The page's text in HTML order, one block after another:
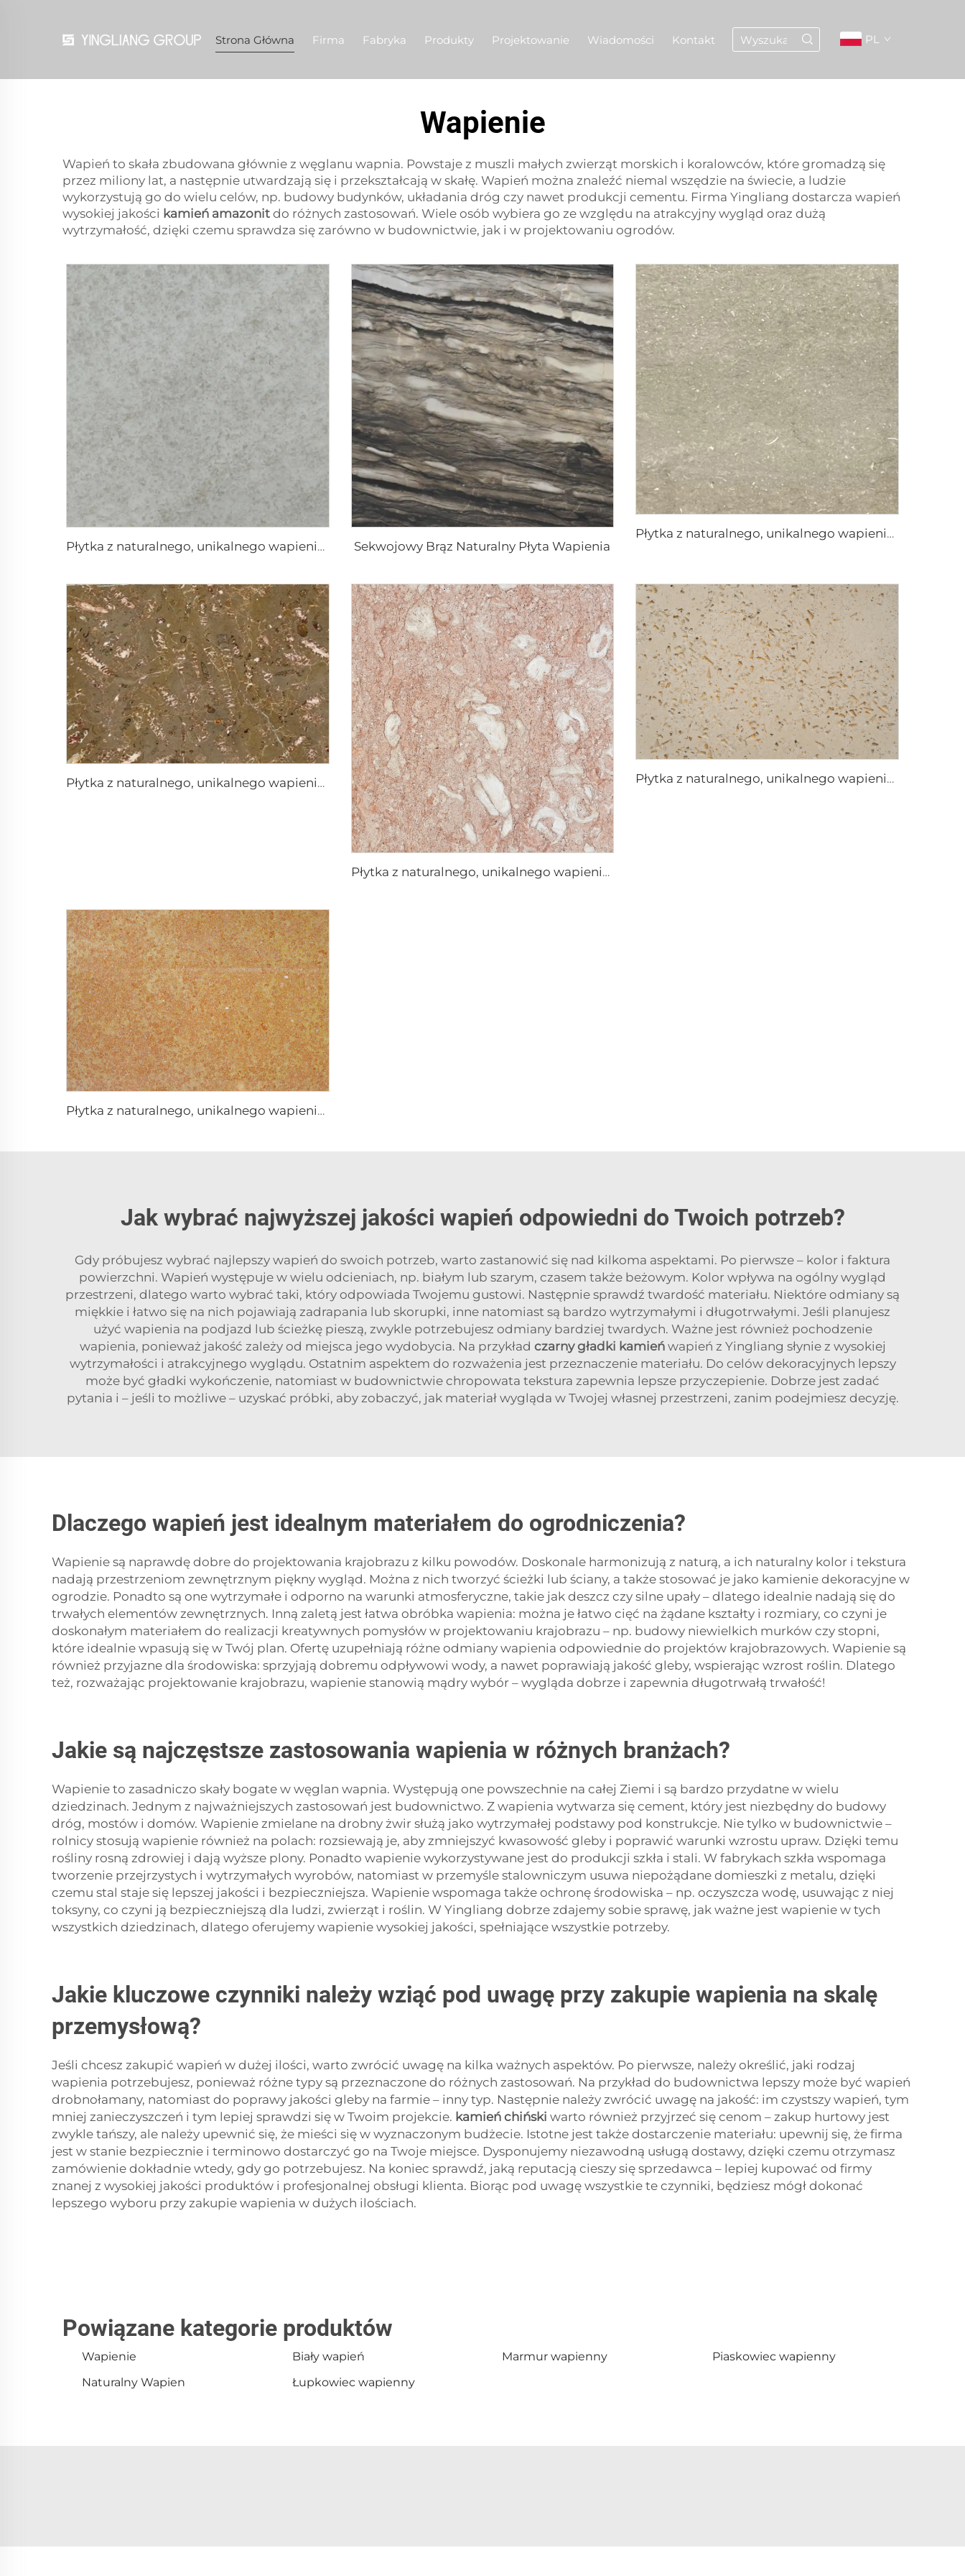
Strona Główna Firma Fabryka Produkty Projektowanie Wiadomości Kontakt PL
Wapienie
Wapień to skała zbudowana głównie z węglanu wapnia. Powstaje z muszli małych zwierząt morskich i koralowców, które gromadzą się
przez miliony lat, a następnie utwardzają się i przekształcają w skałę. Wapień można znaleźć niemal wszędzie na świecie, a ludzie
wykorzystują go do wielu celów, np. budowy budynków, układania dróg czy nawet produkcji cementu. Firma Yingliang dostarcza wapień
wysokiej jakości kamień amazonit do różnych zastosowań. Wiele osób wybiera go ze względu na atrakcyjny wygląd oraz dużą
wytrzymałość, dzięki czemu sprawdza się zarówno w budownictwie, jak i w projektowaniu ogrodów.
Płytka z naturalnego, unikalnego wapienia Montana Sekwojowy Brąz Naturalny Płyta Wapienia
Płytka z naturalnego, unikalnego wapienia Village Green
Płytka z naturalnego, unikalnego wapienia Jurassic Brown
Płytka z naturalnego, unikalnego wapienia Oysterfossil Pink
Płytka z naturalnego, unikalnego wapienia Secret Conch Realm
Płytka z naturalnego, unikalnego wapienia Joyful Shell Songs
Jak wybrać najwyższej jakości wapień odpowiedni do Twoich potrzeb?
Gdy próbujesz wybrać najlepszy wapień do swoich potrzeb, warto zastanowić się nad kilkoma aspektami. Po pierwsze – kolor i faktura
powierzchni. Wapień występuje w wielu odcieniach, np. białym lub szarym, czasem także beżowym. Kolor wpływa na ogólny wygląd
przestrzeni, dlatego warto wybrać taki, który odpowiada Twojemu gustowi. Następnie sprawdź twardość materiału. Niektóre odmiany są
miękkie i łatwo się na nich pojawiają zadrapania lub skorupki, inne natomiast są bardzo wytrzymałymi i długotrwałymi. Jeśli planujesz
użyć wapienia na podjazd lub ścieżkę pieszą, zwykle potrzebujesz odmiany bardziej twardych. Ważne jest również pochodzenie
wapienia, ponieważ jakość zależy od miejsca jego wydobycia. Na przykład czarny gładki kamień wapień z Yingliang słynie z wysokiej
wytrzymałości i atrakcyjnego wyglądu. Ostatnim aspektem do rozważenia jest przeznaczenie materiału. Do celów dekoracyjnych lepszy
może być gładki wykończenie, natomiast w budownictwie chropowata tekstura zapewnia lepsze przyczepienie. Dobrze jest zadać
pytania i – jeśli to możliwe – uzyskać próbki, aby zobaczyć, jak materiał wygląda w Twojej własnej przestrzeni, zanim podejmiesz decyzję.
Dlaczego wapień jest idealnym materiałem do ogrodniczenia?
Wapienie są naprawdę dobre do projektowania krajobrazu z kilku powodów. Doskonale harmonizują z naturą, a ich naturalny kolor i tekstura
nadają przestrzeniom zewnętrznym piękny wygląd. Można z nich tworzyć ścieżki lub ściany, a także stosować je jako kamienie dekoracyjne w
ogrodzie. Ponadto są one wytrzymałe i odporno na warunki atmosferyczne, takie jak deszcz czy silne upały – dlatego idealnie nadają się do
trwałych elementów zewnętrznych. Inną zaletą jest łatwa obróbka wapienia: można je łatwo cięć na żądane kształty i rozmiary, co czyni je
doskonałym materiałem do realizacji kreatywnych pomysłów w projektowaniu krajobrazu – np. budowy niewielkich murków czy stopni,
które idealnie wpasują się w Twój plan. Ofertę uzupełniają różne odmiany wapienia odpowiednie do projektów krajobrazowych. Wapienie są
również przyjazne dla środowiska: sprzyjają dobremu odpływowi wody, a nawet poprawiają jakość gleby, wspierając wzrost roślin. Dlatego
też, rozważając projektowanie krajobrazu, wapienie stanowią mądry wybór – wygląda dobrze i zapewnia długotrwałą trwałość!
Jakie są najczęstsze zastosowania wapienia w różnych branżach?
Wapienie to zasadniczo skały bogate w węglan wapnia. Występują one powszechnie na całej Ziemi i są bardzo przydatne w wielu
dziedzinach. Jednym z najważniejszych zastosowań jest budownictwo. Z wapienia wytwarza się cement, który jest niezbędny do budowy
dróg, mostów i domów. Wapienie zmielane na drobny żwir służą jako wytrzymałej podstawy pod konstrukcje. Nie tylko w budownictwie –
rolnicy stosują wapienie również na polach: rozsiewają je, aby zmniejszyć kwasowość gleby i poprawić warunki wzrostu upraw. Dzięki temu
rośliny rosną zdrowiej i dają wyższe plony. Ponadto wapienie wykorzystywane jest do produkcji szkła i stali. W fabrykach szkła wspomaga
tworzenie przejrzystych i wytrzymałych wyrobów, natomiast w przemyśle stalowniczym usuwa niepożądane domieszki z metalu, dzięki
czemu stal staje się lepszej jakości i bezpieczniejsza. Wapienie wspomaga także ochronę środowiska – np. oczyszcza wodę, usuwając z niej
toksyny, co czyni ją bezpieczniejszą dla ludzi, zwierząt i roślin. W Yingliang dobrze zdajemy sobie sprawę, jak ważne jest wapienie w tych
wszystkich dziedzinach, dlatego oferujemy wapienie wysokiej jakości, spełniające wszystkie potrzeby.
Jakie kluczowe czynniki należy wziąć pod uwagę przy zakupie wapienia na skalę
przemysłową?
Jeśli chcesz zakupić wapień w dużej ilości, warto zwrócić uwagę na kilka ważnych aspektów. Po pierwsze, należy określić, jaki rodzaj
wapienia potrzebujesz, ponieważ różne typy są przeznaczone do różnych zastosowań. Na przykład do budownictwa lepszy może być wapień
drobnołamany, natomiast do poprawy jakości gleby na farmie – inny typ. Następnie należy zwrócić uwagę na jakość: im czystszy wapień, tym
mniej zanieczyszczeń i tym lepiej sprawdzi się w Twoim projekcie. kamień chiński warto również przyjrzeć się cenom – zakup hurtowy jest
zwykle tańszy, ale należy upewnić się, że mieści się w wyznaczonym budżecie. Istotne jest także dostarczenie materiału: upewnij się, że firma
jest w stanie bezpiecznie i terminowo dostarczyć go na Twoje miejsce. Dysponujemy niezawodną usługą dostawy, dzięki czemu otrzymasz
zamówienie dokładnie wtedy, gdy go potrzebujesz. Na koniec sprawdź, jaką reputacją cieszy się sprzedawca – lepiej kupować od firmy
znanej z wysokiej jakości produktów i profesjonalnej obsługi klienta. Biorąc pod uwagę wszystkie te czynniki, będziesz mógł dokonać
lepszego wyboru przy zakupie wapienia w dużych ilościach.
Powiązane kategorie produktów
Wapienie Biały wapień Marmur wapienny
Piaskowiec wapienny
Naturalny Wapien
Łupkowiec wapienny